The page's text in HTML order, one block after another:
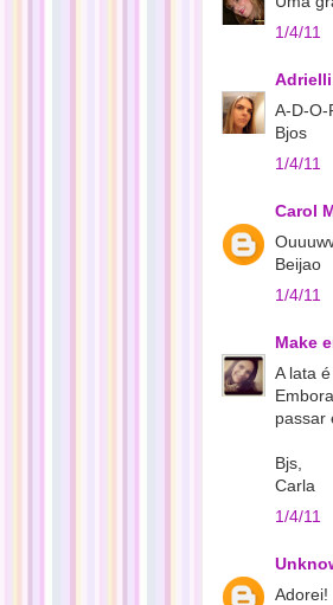
1/4/11
Adrielli
A-D-O-
Bjos
1/4/11
Carol
Beijao
1/4/11
Make
A lata
passar
Bjs,
Carla
1/4/11
Adorei!